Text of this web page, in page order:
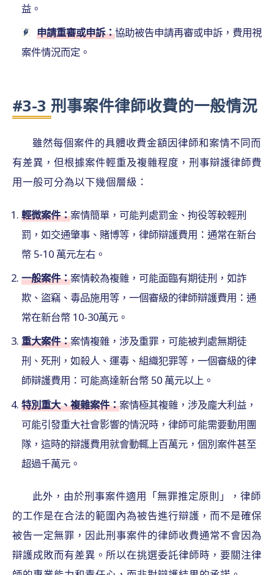
益。
申請重審或申訴：協助被告申請再審或申訴，費用視
案件情況而定。
#3-3 刑事案件律師收費的一般情況
雖然每個案件的具體收費金額因律師和案情不同而
有差異，但根據案件輕重及複雜程度，刑事辯護律師費
用一般可分為以下幾個層級：
輕微案件：案情簡單，可能判處罰金、拘役等較輕刑
罰，如交通肇事、賭博等，律師辯護費用：通常在新台
幣 5-10 萬元左右。
一般案件：案情較為複雜，可能面臨有期徒刑，如詐
欺、盜竊、毒品施用等，一個審級的律師辯護費用：通
常在新台幣 10-30萬元。
重大案件：案情複雜，涉及重罪，可能被判處無期徒
刑、死刑，如殺人、運毒、組織犯罪等，一個審級的律
師辯護費用：可能高達新台幣 50 萬元以上。
特別重大、複雜案件：案情極其複雜，涉及龐大利益，
可能引發重大社會影響的情況時，律師可能需要動用團
隊，這時的辯護費用就會動輒上百萬元，個別案件甚至
超過千萬元。
此外，由於刑事案件適用「無罪推定原則」，律師
的工作是在合法的範圍內為被告進行辯護，而不是確保
被告一定無罪，因此刑事案件的律師收費通常不會因為
辯護成敗而有差異。所以在挑選委託律師時，要關注律